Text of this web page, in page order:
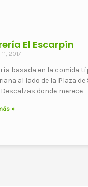
El Escarpín
2017
basada en la comida
al lado de la Plaza
donde merece
»